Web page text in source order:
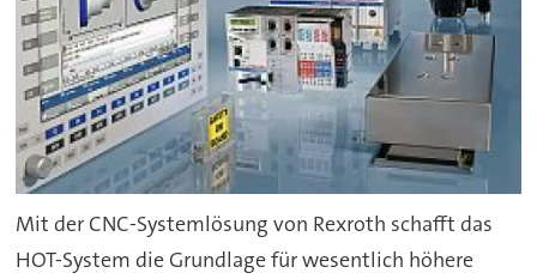
Mit der CNC-Systemlösung von Rexroth schafft das
HOT-System die Grundlage für wesentlich höhere